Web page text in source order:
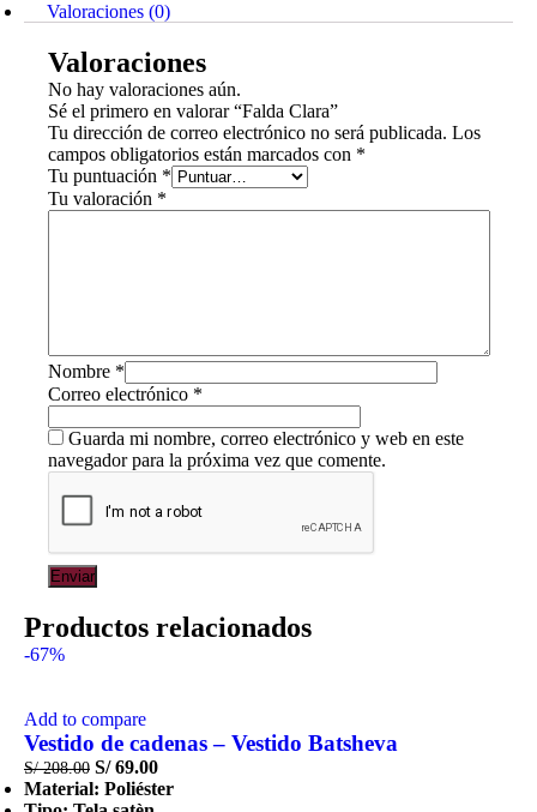
Valoraciones (0)
Valoraciones
No hay valoraciones aún.
Sé el primero en valorar “Falda Clara”
Tu dirección de correo electrónico no será publicada. Los
campos obligatorios están marcados con *
Tu puntuación *
Tu valoración *
Nombre *
Correo electrónico *
Guarda mi nombre, correo electrónico y web en este
navegador para la próxima vez que comente.
Productos relacionados
-67%
Add to compare
Vestido de cadenas – Vestido Batsheva
S/208.00 S/69.00
Material: Poliéster